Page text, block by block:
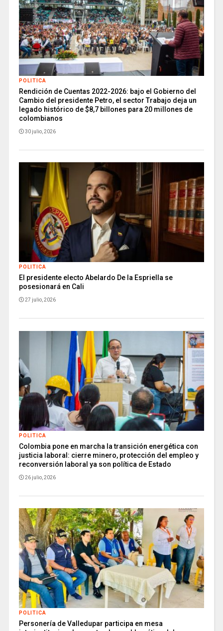
POLITICA
Rendición de Cuentas 2022-2026: bajo el Gobierno del
Cambio del presidente Petro, el sector Trabajo deja un
legado histórico de $8,7 billones para 20 millones de
colombianos
30 julio, 2026
POLITICA
El presidente electo Abelardo De la Espriella se
posesionará en Cali
27 julio, 2026
POLITICA
Colombia pone en marcha la transición energética con
justicia laboral: cierre minero, protección del empleo y
reconversión laboral ya son política de Estado
26 julio, 2026
POLITICA
Personería de Valledupar participa en mesa